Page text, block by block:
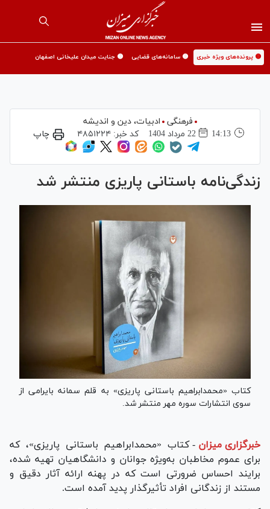
🟡 پرونده‌های ویژه خبری 🟡 سامانه‌های قضایی 🟡 جنایت میدان علیخانی اصفهان
فرهنگی
ادبیات، دین و اندیشه
14:13
22 مرداد 1404 کد خبر: ۴۸۵۱۲۲۴ چاپ
زندگی‌نامه باستانی پاریزی منتشر شد
کتاب «محمدابراهیم باستانی پاریزی» به قلم سمانه بایرامی از
سوی انتشارات سوره مهر منتشر شد.
خبرگزاری میزان - کتاب «محمدابراهیم باستانی پاریزی»، که
برای عموم مخاطبان به‌ویژه جوانان و دانشگاهیان تهیه شده،
برایند احساس ضرورتی است که در پهنه ارائه آثار دقیق و
مستند از زندگانی افراد تأثیرگذار پدید آمده است.